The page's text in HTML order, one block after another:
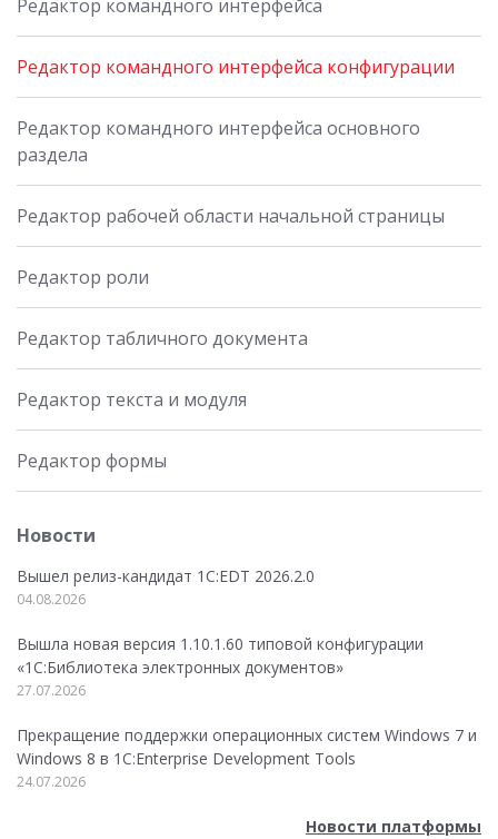
Редактор командного интерфейса
Редактор командного интерфейса конфигурации
Редактор командного интерфейса основного
раздела
Редактор рабочей области начальной страницы
Редактор роли
Редактор табличного документа
Редактор текста и модуля
Редактор формы
Новости
Вышел релиз-кандидат 1C:EDT 2026.2.0
04.08.2026
Вышла новая версия 1.10.1.60 типовой конфигурации
«1С:Библиотека электронных документов»
27.07.2026
Прекращение поддержки операционных систем Windows 7 и
Windows 8 в 1C:Enterprise Development Tools
24.07.2026
Новости платформы